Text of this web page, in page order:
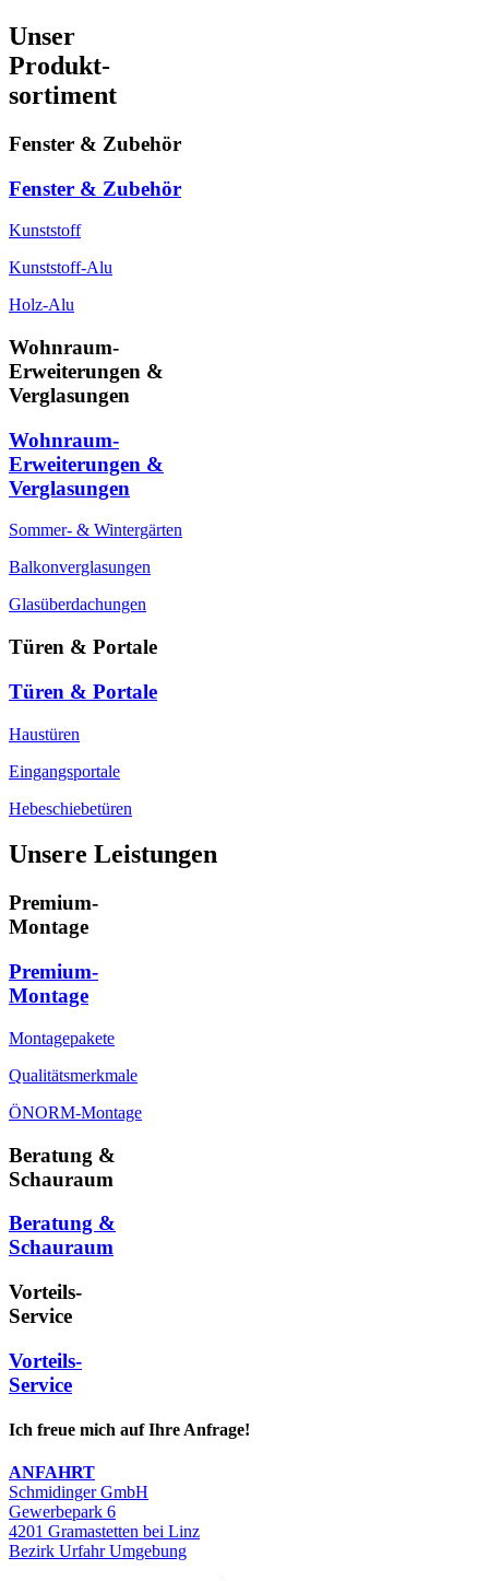
Unser
Produkt-
sortiment
Fenster & Zubehör
Fenster & Zubehör
Kunststoff
Kunststoff-Alu
Holz-Alu
Wohnraum-
Erweiterungen &
Verglasungen
Wohnraum-
Erweiterungen &
Verglasungen
Sommer- & Wintergärten
Balkonverglasungen
Glasüberdachungen
Türen & Portale
Türen & Portale
Haustüren
Eingangsportale
Hebeschiebetüren
Unsere Leistungen
Premium-
Montage
Premium-
Montage
Montagepakete
Qualitätsmerkmale
ÖNORM-Montage
Beratung &
Schauraum
Beratung &
Schauraum
Vorteils-
Service
Vorteils-
Service
Ich freue mich auf Ihre Anfrage!
ANFAHRT
Schmidinger GmbH
Gewerbepark 6
4201 Gramastetten bei Linz
Bezirk Urfahr Umgebung